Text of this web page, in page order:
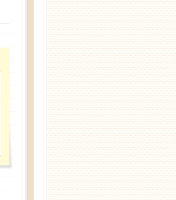
詳しくはこちら